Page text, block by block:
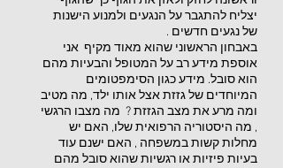
יצליח להתגבר על הנגעים ולמנוע הישנות
של נגעים חדשים .
באבחון הראשוני שהוא מאוד מקיף אני
אוספת מידע רב על המטופל והבעיות מהם
הוא סובל. מידע כגון הסימפטומים
המיוחדים של גזזת אצל אותו ילד, מה מטיב
ומה מרע את מצב הגזזת ? מה מצבו הרגשי
, מה היסטוריה הרפואית שלו, האם יש
מחלות קשות במשפחה , האם ישנם עוד
בעיות פיזיות או רגשיות שהוא סובל מהם